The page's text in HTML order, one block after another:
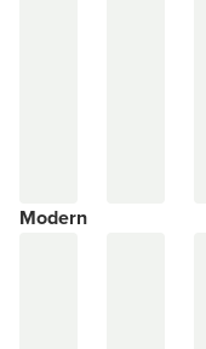
Modern